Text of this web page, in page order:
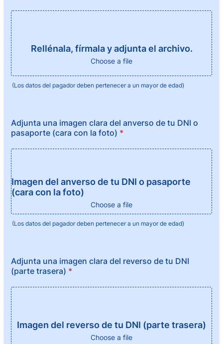
Rellénala, fírmala y adjunta el archivo.
Choose a file
(Los datos del pagador deben pertenecer a un mayor de edad)
Adjunta una imagen clara del anverso de tu DNI o
pasaporte (cara con la foto) *
Imagen del anverso de tu DNI o pasaporte
(cara con la foto)
Choose a file
(Los datos del pagador deben pertenecer a un mayor de edad)
Adjunta una imagen clara del reverso de tu DNI
(parte trasera) *
Imagen del reverso de tu DNI (parte trasera)
Choose a file